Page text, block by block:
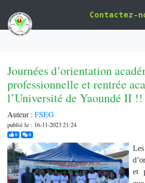
Contactez-
Journées d’orientation
professionnelle et rentrée
l’Université de Yaoundé II !!
Auteur : FSEG
publié le : 16-11-2023 21:24
0j'aime0commentaires
et